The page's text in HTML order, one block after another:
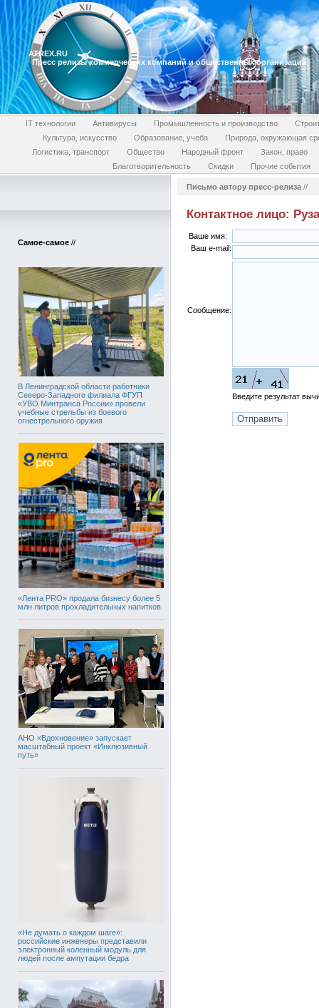
ATREX.RU
Пресс релизы коммерческих компаний и общественных организаций
IT технологии Антивирусы Промышленность и производство
Культура, искусство
Образование, учеба
Природа, окружающая
Логистика, транспорт
Общество Народный фронт
Закон, право
Благотворительность
Скидки Прочие события
Самое-самое //
В Ленинградской области работники
Северо-Западного филиала ФГУП
«УВО Минтранса России» провели
учебные стрельбы из боевого
огнестрельного оружия
«Лента PRO» продала бизнесу более 5
млн литров прохладительных напитков
АНО «Вдохновение» запускает
масштабный проект «Инклюзивный
путь»
«Не думать о каждом шаге»:
российские инженеры представили
электронный коленный модуль для
людей после ампутации бедра
Письмо автору пресс-релиза //
Контактное лицо:
Ваше имя:
Ваш e-mail:
Сообщение:
Введите результат